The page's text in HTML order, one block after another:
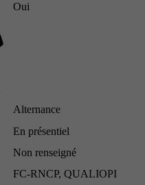
Oui
Alternance
En présentiel
Non renseigné
FC-RNCP, QUALIOPI